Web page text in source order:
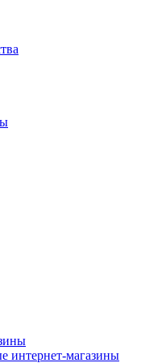
интернет-магазины